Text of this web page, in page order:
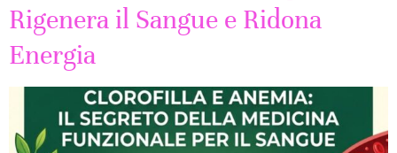
Rigenera il Sangue e Ridona
Energia